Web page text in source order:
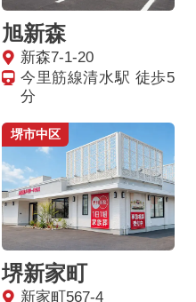
旭新森
新森7-1-20
今里筋線清水駅 徒歩5
分
堺市中区
堺新家町
新家町567-4